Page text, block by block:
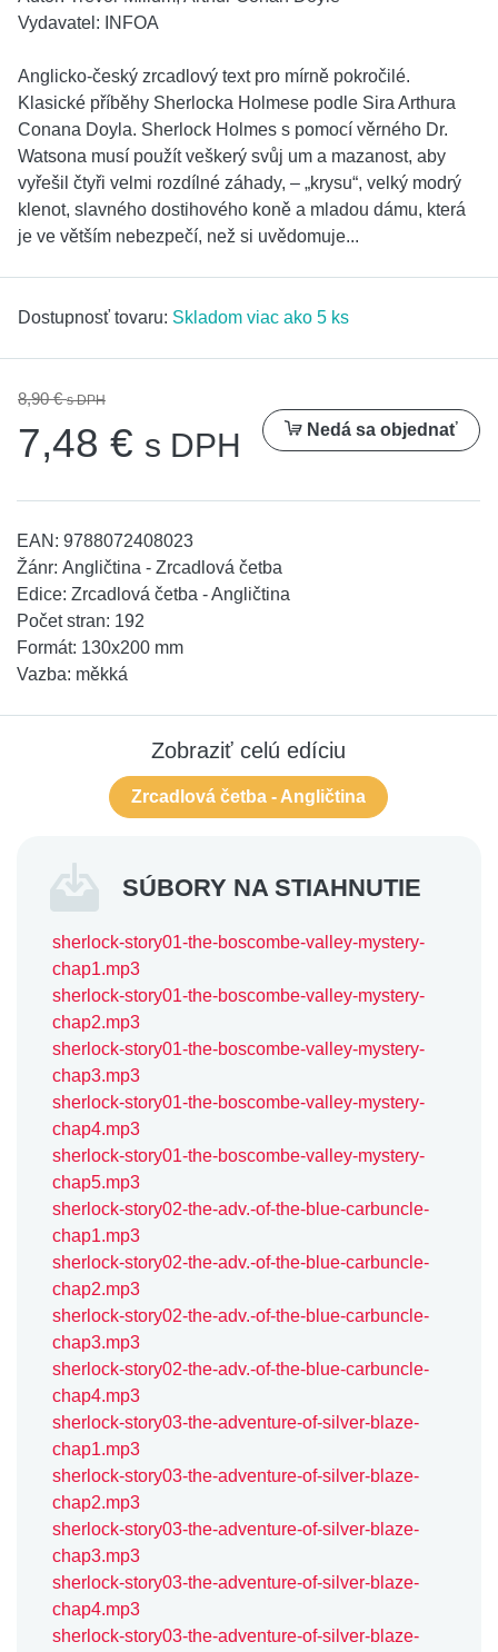
Vydavatel:
INFOA
Anglicko-český zrcadlový text pro mírně pokročilé.
Klasické příběhy Sherlocka Holmese podle Sira Arthura
Conana Doyla. Sherlock Holmes s pomocí věrného Dr.
Watsona musí použít veškerý svůj um a mazanost, aby
vyřešil čtyři velmi rozdílné záhady, – „krysu“, velký modrý
klenot, slavného dostihového koně a mladou dámu, která
je ve větším nebezpečí, než si uvědomuje...
Dostupnosť tovaru: Skladom viac ako 5 ks
8,90 €s DPH
7,48 € s DPH Nedá sa objednať
EAN: 9788072408023
Žánr: Angličtina - Zrcadlová četba
Edice: Zrcadlová četba - Angličtina
Počet stran: 192
Formát: 130x200 mm
Vazba: měkká
Zobraziť celú edíciu
Zrcadlová četba - Angličtina
SÚBORY NA STIAHNUTIE
sherlock-story01-the-boscombe-valley-mystery-
chap1.mp3
sherlock-story01-the-boscombe-valley-mystery-
chap2.mp3
sherlock-story01-the-boscombe-valley-mystery-
chap3.mp3
sherlock-story01-the-boscombe-valley-mystery-
chap4.mp3
sherlock-story01-the-boscombe-valley-mystery-
chap5.mp3
sherlock-story02-the-adv.-of-the-blue-carbuncle-
chap1.mp3
sherlock-story02-the-adv.-of-the-blue-carbuncle-
chap2.mp3
sherlock-story02-the-adv.-of-the-blue-carbuncle-
chap3.mp3
sherlock-story02-the-adv.-of-the-blue-carbuncle-
chap4.mp3
sherlock-story03-the-adventure-of-silver-blaze-
chap1.mp3
sherlock-story03-the-adventure-of-silver-blaze-
chap2.mp3
sherlock-story03-the-adventure-of-silver-blaze-
chap3.mp3
sherlock-story03-the-adventure-of-silver-blaze-
chap4.mp3
sherlock-story03-the-adventure-of-silver-blaze-